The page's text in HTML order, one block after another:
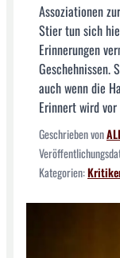
Assoziationen
Stier tun sich
Erinnerungen
Geschehnissen.
auch wenn die
Erinnert wird
Geschrieben von
Kategorien: